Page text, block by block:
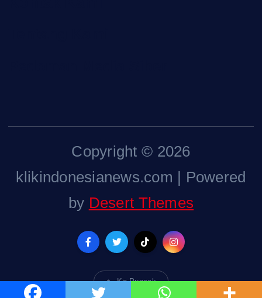
Copyright © 2026
klikindonesianews.com | Powered
by Desert Themes
Ke Puncak